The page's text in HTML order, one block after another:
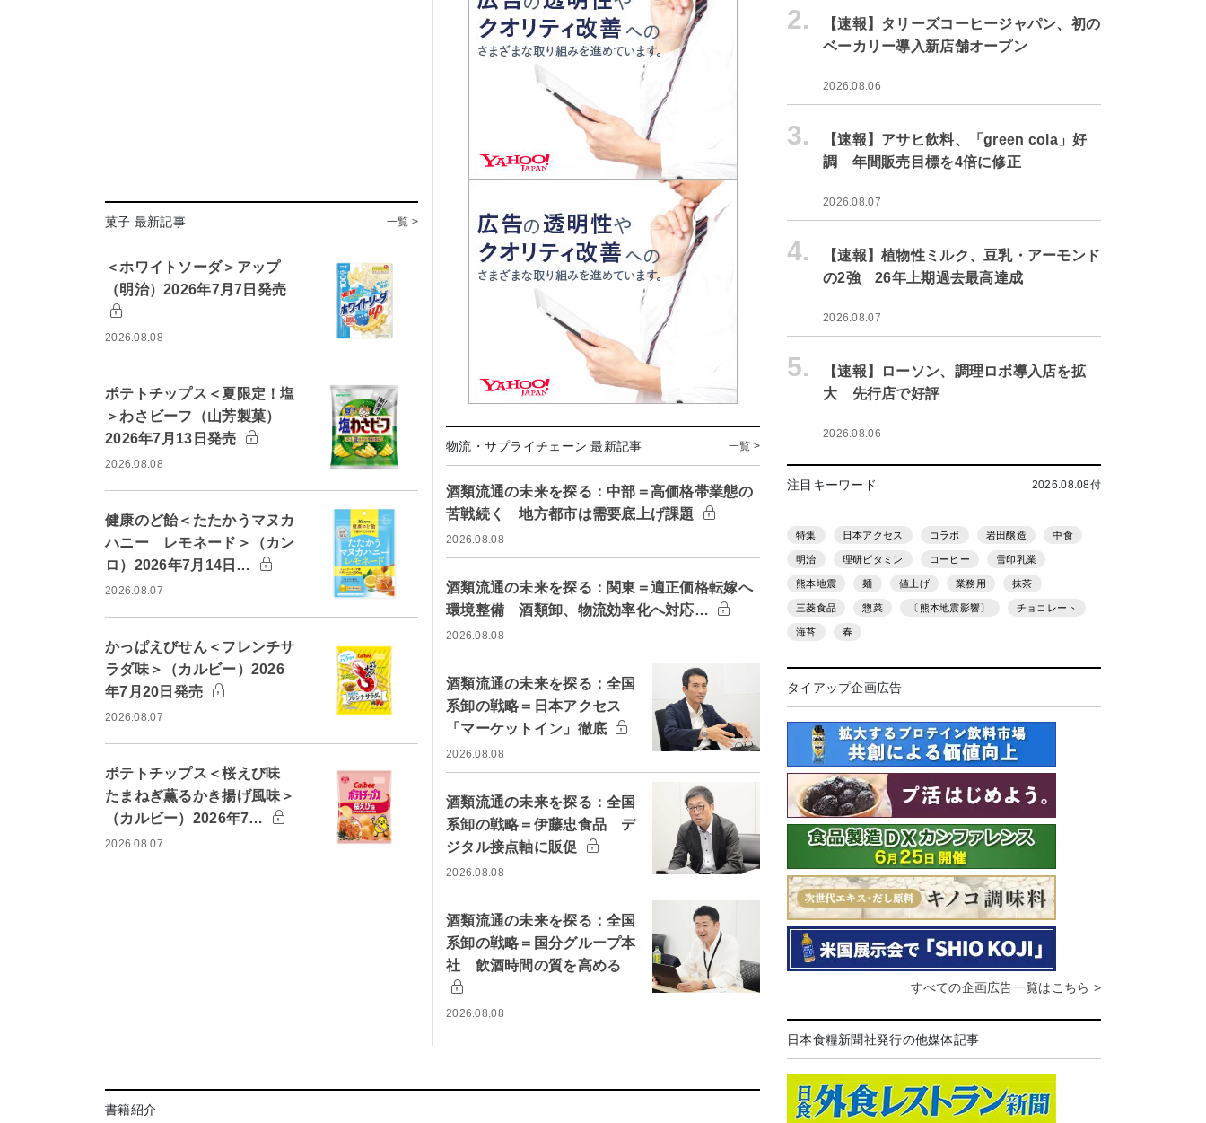
菓子 最新記事 一覧 >
＜ホワイトソーダ＞アップ
（明治）2026年7月7日発売
2026.08.08
ポテトチップス＜夏限定！塩
＞わさビーフ（山芳製菓）
2026年7月13日発売
2026.08.08
健康のど飴＜たたかうマヌカ
ハニー レモネード＞（カン
ロ）2026年7月14日…
2026.08.07
かっぱえびせん＜フレンチサ
ラダ味＞（カルビー）2026
年7月20日発売
2026.08.07
ポテトチップス＜桜えび味
たまねぎ薫るかき揚げ風味＞
（カルビー）2026年7…
2026.08.07
物流・サプライチェーン 最新記事 一覧 >
酒類流通の未来を探る：中部＝高価格帯業態の
苦戦続く 地方都市は需要底上げ課題
2026.08.08
酒類流通の未来を探る：関東＝適正価格転嫁へ
環境整備 酒類卸、物流効率化へ対応…
2026.08.08
酒類流通の未来を探る：全国
系卸の戦略＝日本アクセス
「マーケットイン」徹底
2026.08.08
酒類流通の未来を探る：全国
系卸の戦略＝伊藤忠食品 デ
ジタル接点軸に販促
2026.08.08
酒類流通の未来を探る：全国
系卸の戦略＝国分グループ本
社 飲酒時間の質を高める
2026.08.08
書籍紹介
2.
【速報】タリーズコーヒージャパン、初の
ベーカリー導入新店舗オープン
2026.08.06
3.
【速報】アサヒ飲料、「green cola」好
調 年間販売目標を4倍に修正
2026.08.07
4.
【速報】植物性ミルク、豆乳・アーモンド
の2強 26年上期過去最高達成
2026.08.07
5.
【速報】ローソン、調理ロボ導入店を拡
大 先行店で好評
2026.08.06
注目キーワード 2026.08.08付
特集 日本アクセス コラボ 岩田醸造 中食
明治 理研ビタミン コーヒー 雪印乳業
熊本地震 麺 値上げ 業務用 抹茶
三菱食品 惣菜 〔熊本地震影響〕 チョコレート
海苔 春
タイアップ企画広告
すべての企画広告一覧はこちら >
日本食糧新聞社発行の他媒体記事